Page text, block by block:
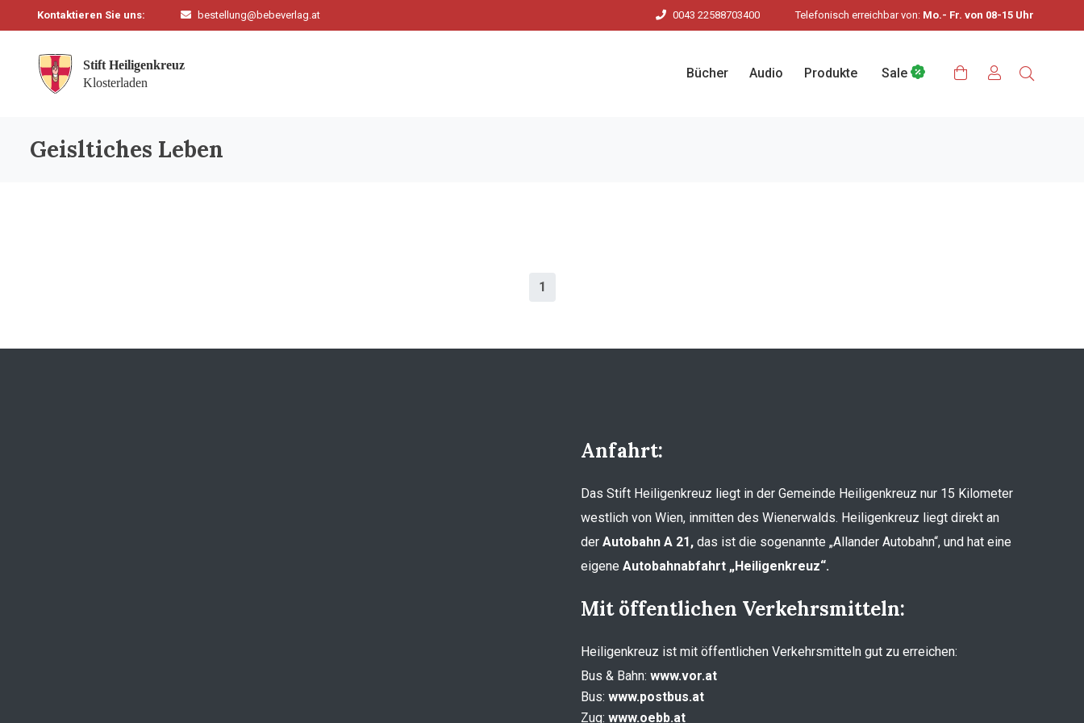
Kontaktieren Sie uns: bestellung@bebeverlag.at 0043 22588703400 Telefonisch erreichbar von: Mo.- Fr. von 08-15 Uhr
Bücher Audio Produkte Sale
Geisltiches Leben
1
Anfahrt:
Das Stift Heiligenkreuz liegt in der Gemeinde Heiligenkreuz nur 15 Kilometer
westlich von Wien, inmitten des Wienerwalds. Heiligenkreuz liegt direkt an
der Autobahn A 21, das ist die sogenannte „Allander Autobahn“, und hat eine
eigene Autobahnabfahrt „Heiligenkreuz“.
Mit öffentlichen Verkehrsmitteln:
Heiligenkreuz ist mit öffentlichen Verkehrsmitteln gut zu erreichen:
Bus & Bahn: www.vor.at
Bus: www.postbus.at
Zug: www.oebb.at